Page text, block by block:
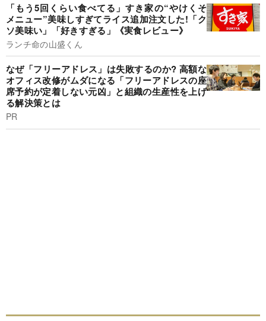
「もう5回くらい食べてる」すき家の“やけくそ
メニュー”美味しすぎてライス追加注文した!「ク
ソ美味い」「好きすぎる」《実食レビュー》
ランチ命の山盛くん
なぜ「フリーアドレス」は失敗するのか? 高額な
オフィス改修がムダになる「フリーアドレスの座
席予約が定着しない元凶」と組織の生産性を上げ
る解決策とは
PR